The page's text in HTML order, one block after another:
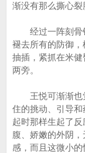
渐没有那么撕心裂
经过一阵刻骨
褪去所有的防御
抽插，紧抓在米
两旁。
王悦可渐渐也
住的挑动、引导
起时那样生起了
腹、娇嫩的外阴
感，而且这微小